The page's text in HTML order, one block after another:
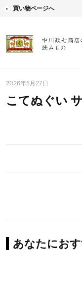
買い物ページへ
2026年5月27日
こてぬぐい
あなたにお